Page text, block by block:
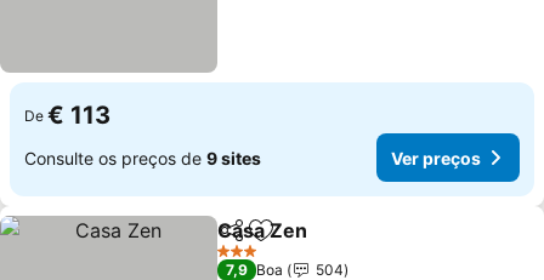
De € 113
Consulte os preços de 9 sites Ver preços
PartilharAdicionar aos favoritos
Casa Zen
3 Estrelas
7,9 Boa
504